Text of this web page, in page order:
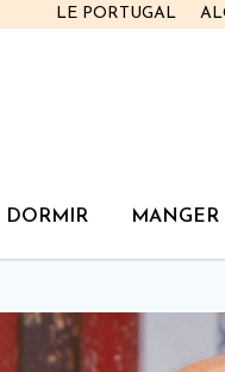
LE PORTUGAL
DORMIR